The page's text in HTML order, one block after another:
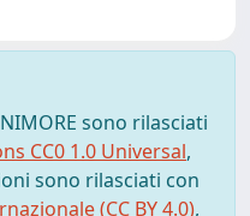
sono rilasciati
CC0 1.0 Universal,
sono rilasciati con
(CC BY 4.0),